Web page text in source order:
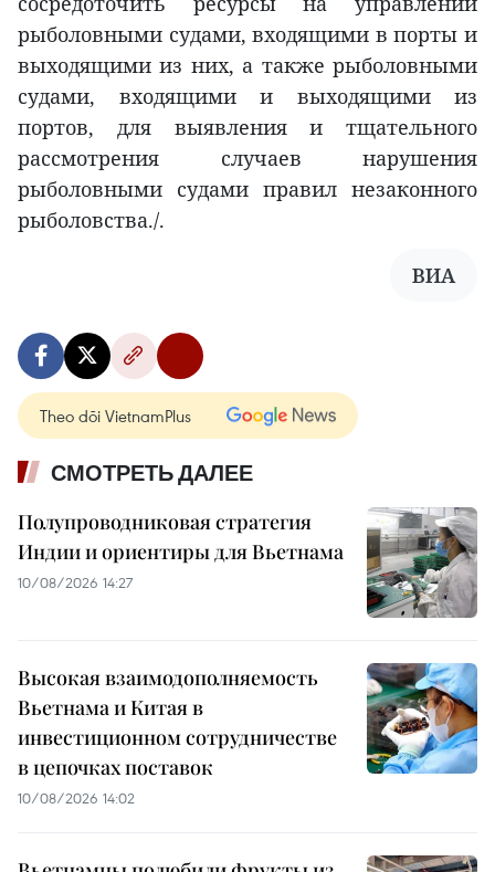
рыболовными судами, входящими в порты и
выходящими из них, а также рыболовными
судами, входящими и выходящими из
портов, для выявления и тщательного
рассмотрения случаев нарушения
рыболовными судами правил незаконного
рыболовства./.
ВИА
Theo dõi VietnamPlus
СМОТРЕТЬ ДАЛЕЕ
Полупроводниковая стратегия
Индии и ориентиры для Вьетнама
10/08/2026 14:27
Высокая взаимодополняемость
Вьетнама и Китая в
инвестиционном сотрудничестве
в цепочках поставок
10/08/2026 14:02